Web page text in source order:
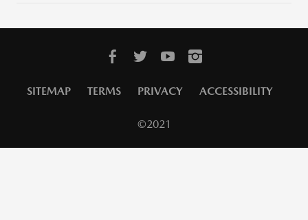
SITEMAP TERMS PRIVACY ACCESSIBILITY
©2021